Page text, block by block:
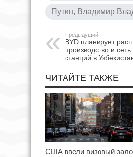
Путин, Владимир
Предыдущий
BYD планирует
производство и
станций в
ЧИТАЙТЕ ТАКЖЕ
США ввели визовый